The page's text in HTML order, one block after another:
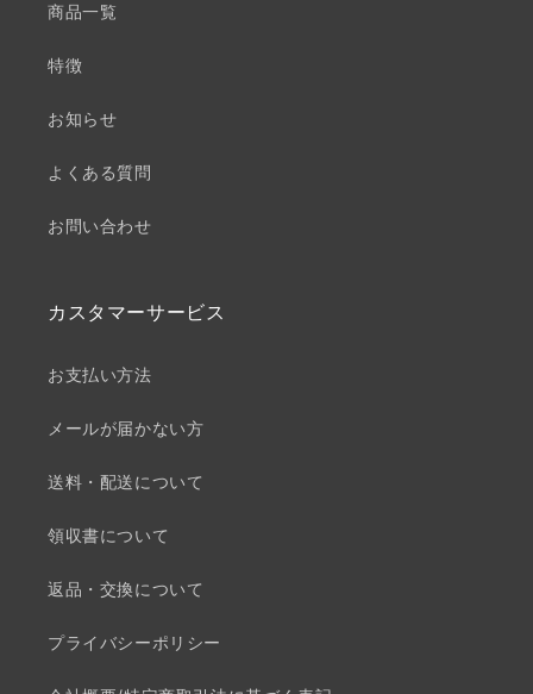
商品一覧
特徴
お知らせ
よくある質問
お問い合わせ
カスタマーサービス
お支払い方法
メールが届かない方
送料・配送について
領収書について
返品・交換について
プライバシーポリシー